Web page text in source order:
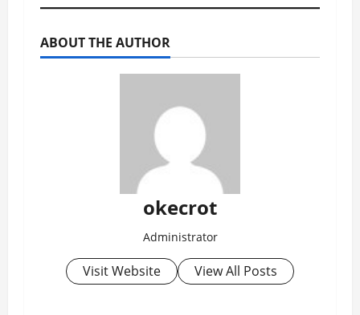
ABOUT THE AUTHOR
okecrot
Administrator
Visit Website View All Posts